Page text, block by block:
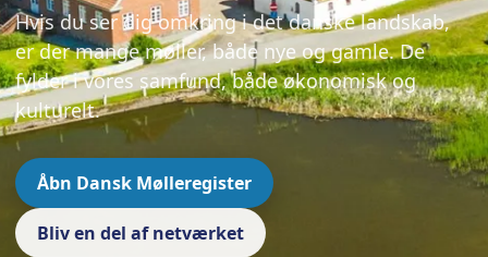
Hvis du ser dig omkring i det danske landskab,
er der mange møller, både nye og gamle. De
fylder i vores samfund, både økonomisk og
kulturelt.
Åbn Dansk Mølleregister
Bliv en del af netværket